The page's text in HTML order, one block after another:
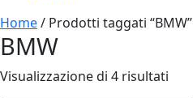
Home/ Prodotti taggati “BMW”
BMW
Visualizzazione di 4 risultati